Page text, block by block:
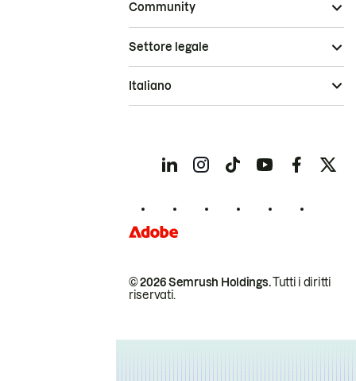
Community
© 2026 Semrush Holdings.Tutti i diritti
riservati.
Settore legale
Italiano